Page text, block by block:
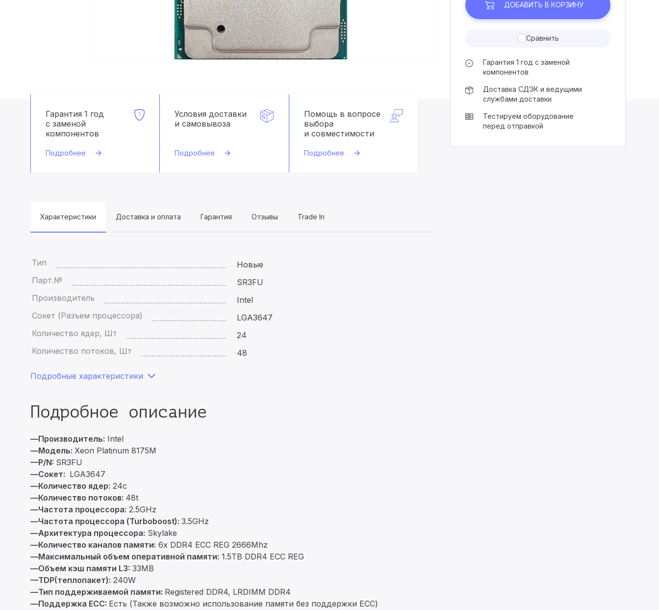
Гарантия 1 год
с заменой
компонентов
Подробнее
Условия доставки
и самовывоза
Подробнее
Помощь в вопросе
выбора
и совместимости
Подробнее
Характеристики Доставка и оплата Гарантия Отзывы Trade In
Тип
Новые
Парт.№
SR3FU
Производитель
Intel
Сокет (Разъем процессора)
LGA3647
Количество ядер, Шт
24
Количество потоков, Шт
48
Подробные характеристики
Подробное описание
—Производитель: Intel
—Модель: Xeon Platinum 8175M
—P/N: SR3FU
—Сокет: LGA3647
—Количество ядер: 24c
—Количество потоков: 48t
—Частота процессора: 2.5GHz
—Частота процессора (Turboboost): 3.5GHz
—Архитектура процессора: Skylake
—Количество каналов памяти: 6x DDR4 ECC REG 2666Mhz
—Максимальный объем оперативной памяти: 1.5TB DDR4 ECC REG
—Объем кэш памяти L3: 33MB
—TDP(теплопакет): 240W
—Тип поддерживаемой памяти: Registered DDR4, LRDIMM DDR4
—Поддержка ECC: Есть (Также возможно использование памяти без поддержки ECC)
ДОБАВИТЬ В КОРЗИНУ
Сравнить
Гарантия 1 год с заменой
компонентов
Доставка СДЭК и ведущими
службами доставки
Тестируем оборудование
перед отправкой